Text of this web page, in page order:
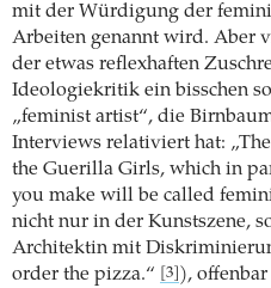
mit der Würdigung der
Arbeiten genannt wird. Aber
der etwas reflexhaften
Ideologiekritik ein bisschen
„feminist artist“, die
Interviews relativiert hat:
the Guerilla Girls, which in
you make will be called
nicht nur in der Kunstszene,
Architektin mit
order the pizza.“
[3] ),